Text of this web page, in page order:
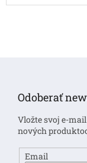
Odoberať
Vložte svoj e-
nových
Email